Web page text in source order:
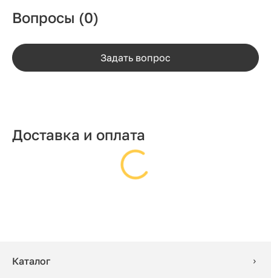
Вопросы (0)
Задать вопрос
Доставка и оплата
Каталог